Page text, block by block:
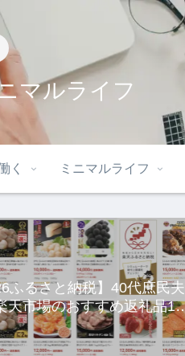
マルライフ
く ミニマルライフ
ふるさと納税】40代庶民夫
天市場のおすすめ返礼品10
選。